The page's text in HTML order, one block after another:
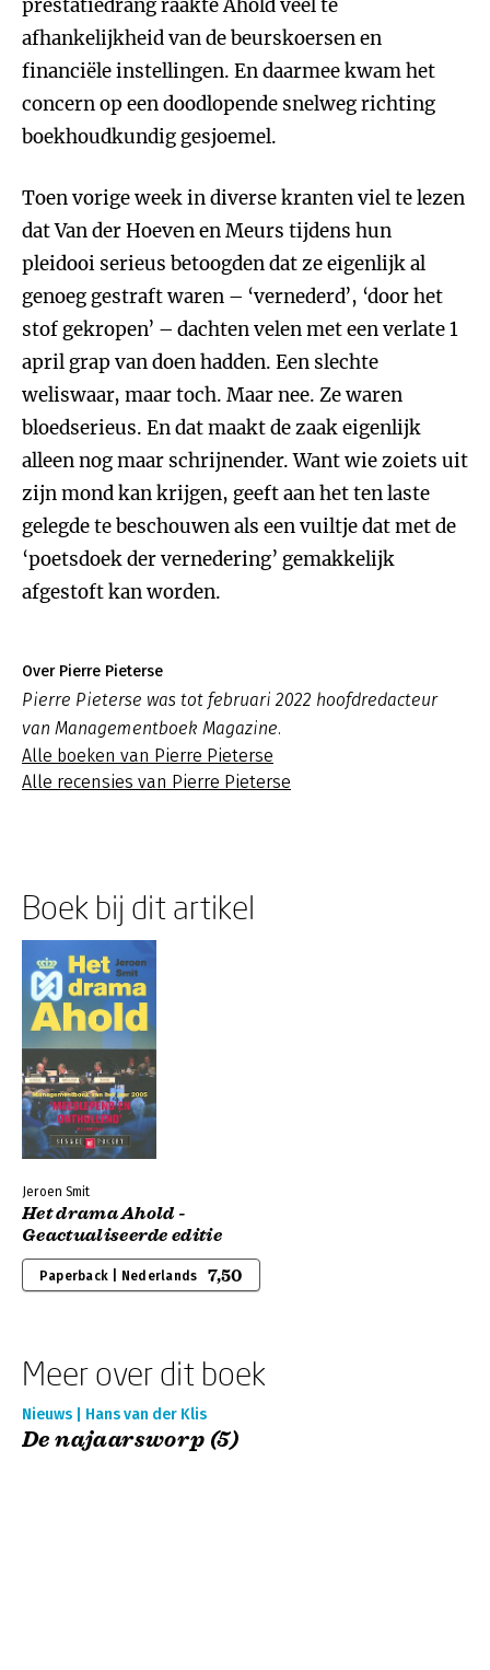
prestatiedrang raakte Ahold veel te
afhankelijkheid van de beurskoersen en
financiële instellingen. En daarmee kwam het
concern op een doodlopende snelweg richting
boekhoudkundig gesjoemel.
Toen vorige week in diverse kranten viel te lezen
dat Van der Hoeven en Meurs tijdens hun
pleidooi serieus betoogden dat ze eigenlijk al
genoeg gestraft waren – ‘vernederd’, ‘door het
stof gekropen’ – dachten velen met een verlate 1
april grap van doen hadden. Een slechte
weliswaar, maar toch. Maar nee. Ze waren
bloedserieus. En dat maakt de zaak eigenlijk
alleen nog maar schrijnender. Want wie zoiets uit
zijn mond kan krijgen, geeft aan het ten laste
gelegde te beschouwen als een vuiltje dat met de
‘poetsdoek der vernedering’ gemakkelijk
afgestoft kan worden.
Over Pierre Pieterse
Pierre Pieterse was tot februari 2022 hoofdredacteur
van Managementboek Magazine.
Alle boeken van Pierre Pieterse
Alle recensies van Pierre Pieterse
Boek bij dit artikel
Jeroen Smit
Het drama Ahold -
Geactualiseerde editie
Paperback | Nederlands 7,50
Meer over dit boek
Nieuws | Hans van der Klis
De najaarsworp (5)